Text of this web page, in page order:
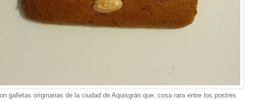
galletas originarias de la ciudad de Aquisgrán que, cosa rara entre los postres